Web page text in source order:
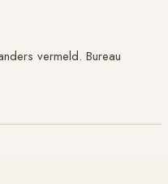
vermeld. Bureau